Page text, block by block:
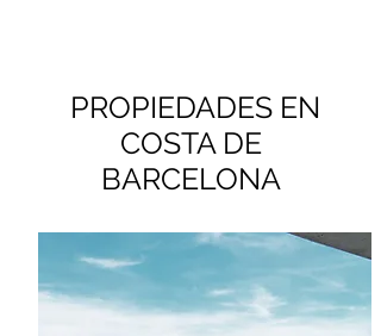
PROPIEDADES EN
COSTA DE
BARCELONA